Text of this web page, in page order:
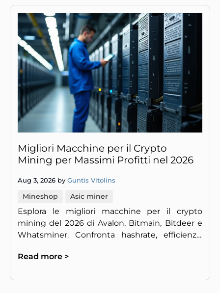
Migliori Macchine per il Crypto
Mining per Massimi Profitti nel 2026
Aug 3, 2026 by Guntis Vitolins
Mineshop Asic miner
Esplora le migliori macchine per il crypto
mining del 2026 di Avalon, Bitmain, Bitdeer e
Whatsminer. Confronta hashrate, efficienza,
mining rig ideale
Read more >